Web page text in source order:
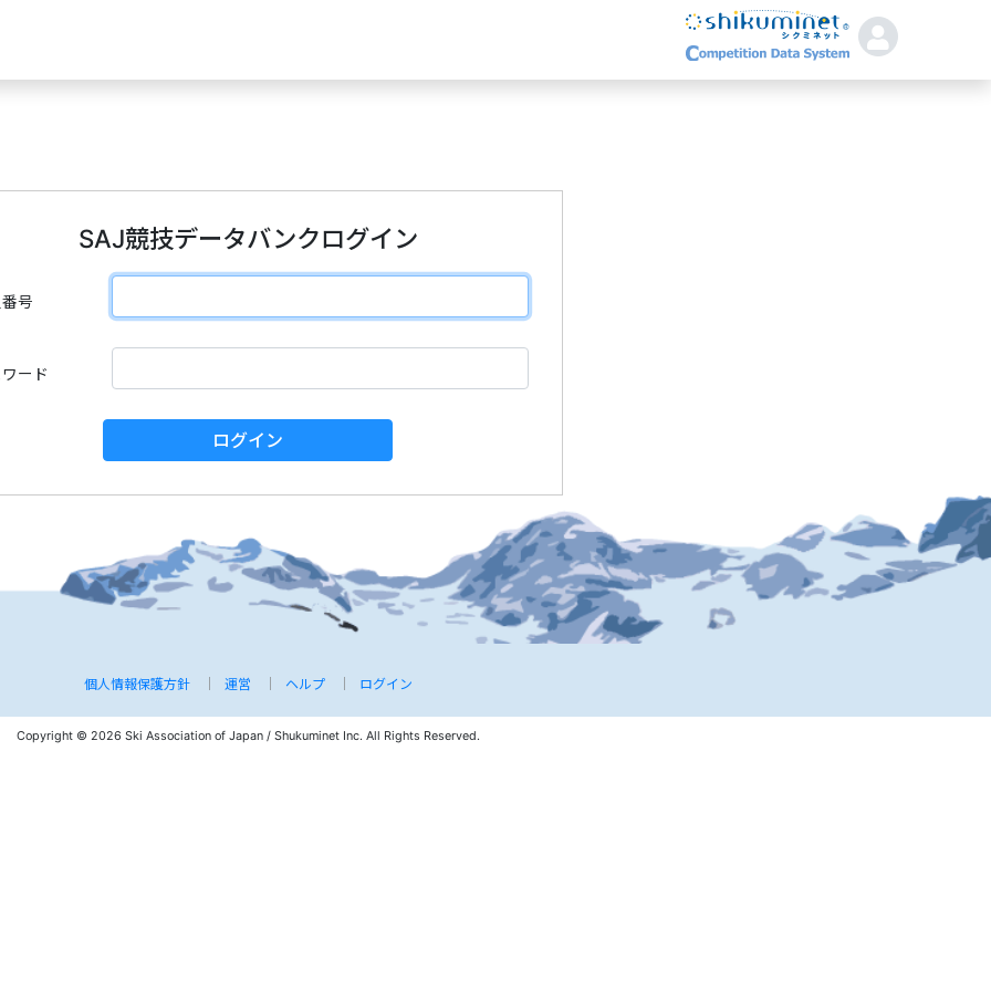
SAJ競技データバンクログイン
号
ード
ログイン
個人情報保護方針 運営 ヘルプ ログイン
Copyright © 2026 Ski Association of Japan / Shukuminet Inc. All Rights Reserved.